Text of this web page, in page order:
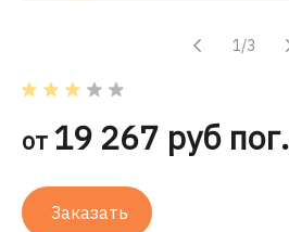
1/3
от 19 267 руб
Заказать